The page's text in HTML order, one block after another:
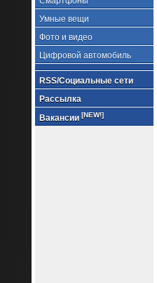
Умные вещи
Фото и видео
Цифровой автомобиль
RSS/Социальные сети
Рассылка
Вакансии [NEW!]